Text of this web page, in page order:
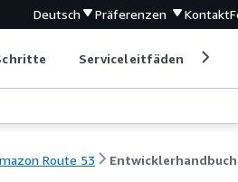
Deutsch Präferenzen Kontakt
Serviceleitfäden
Route 53 Entwicklerhandbuch